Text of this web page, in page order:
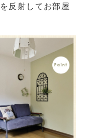
反射してお部屋